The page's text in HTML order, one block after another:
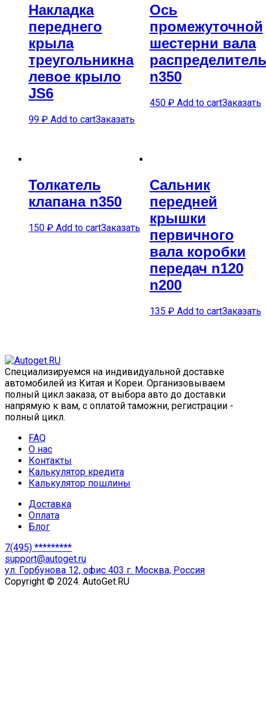
Накладка
переднего
крыла
треугольникна
левое крыло
JS6
99 ₽ Add to cartЗаказать
Ось
промежуточной
шестерни вала
n350
450 ₽ Add to cartЗаказать
Толкатель
клапана n350
150 ₽ Add to cartЗаказать
Сальник
передней
крышки
первичного
вала коробки
передач n120
n200
135 ₽ Add to cartЗаказать
Специализируемся на индивидуальной доставке
автомобилей из Китая и Кореи. Организовываем
полный цикл заказа, от выбора авто до доставки
напрямую к вам, с оплатой таможни, регистрации -
полный цикл.
FAQ
О нас
Контакты
Калькулятор кредита
Калькулятор пошлины
Доставка
Оплата
Блог
7(495) *********
support@autoget.ru
ул. Горбунова 12, офис 403 г. Москва, Россия
Copyright © 2024. AutoGet.RU